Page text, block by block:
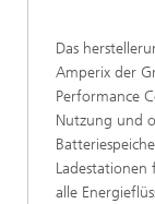
Das
Amperix der
Performance
Nutzung und
Ladestationen
alle